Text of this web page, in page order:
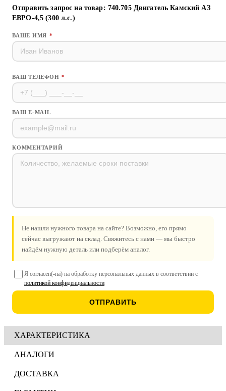
Отправить запрос на товар: 740.705 Двигатель Камский АЗ
ЕВРО-4,5 (300 л.с.)
ВАШЕ ИМЯ *
ВАШ ТЕЛЕФОН *
ВАШ E-MAIL
КОММЕНТАРИЙ
Не нашли нужного товара на сайте? Возможно, его прямо
сейчас выгружают на склад. Свяжитесь с нами — мы быстро
найдём нужную деталь или подберём аналог.
Я согласен(-на) на обработку персональных данных в соответствии с
политикой конфиденциальности
ОТПРАВИТЬ
ХАРАКТЕРИСТИКА
АНАЛОГИ
ДОСТАВКА